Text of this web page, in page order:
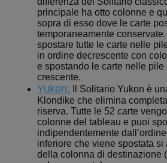
principale ha otto colonne e
sopra di esso dove le carte
temporaneamente conservate.
spostare tutte le carte nelle
in ordine decrescente con
e spostando le carte nelle pile
crescente.
Yukon: Il Solitario Yukon è
Klondike che elimina
riserva. Tutte le 52 carte
colonne del tableau e puoi
indipendentemente
inferiore che viene spostata si
della colonna di destinazione